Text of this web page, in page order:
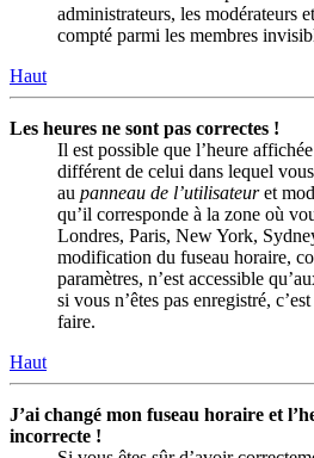
administrateurs, les modérateurs
compté parmi les membres
Haut
Les heures ne sont pas correctes !
Il est possible que l’heure
différent de celui dans lequel
au panneau de l’utilisateuret
qu’il corresponde à la zone où
Londres, Paris, New York,
modification du fuseau horaire,
paramètres, n’est accessible
si vous n’êtes pas enregistré,
faire.
Haut
J’ai changé mon fuseau horaire et
incorrecte !